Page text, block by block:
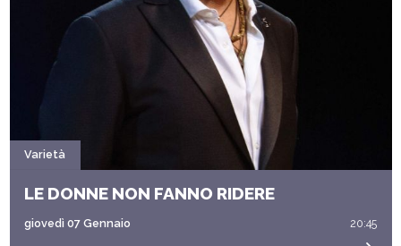
Varietà
LE DONNE NON FANNO RIDERE
giovedì 07 Gennaio 20:45